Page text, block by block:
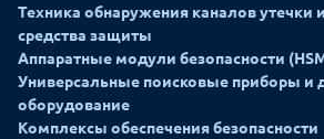
Техника обнаружения каналов
средства защиты
Аппаратные модули безопасности
Универсальные поисковые приборы и
оборудование
Комплексы обеспечения безопасности